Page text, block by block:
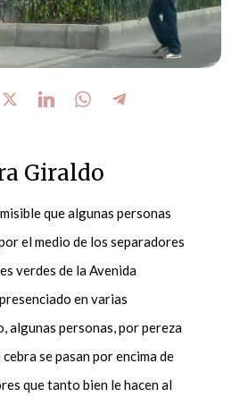
Giraldo
que algunas personas
el medio de los separadores
verdes de la Avenida
en varias
algunas personas, por pereza
se pasan por encima de
que tanto bien le hacen al